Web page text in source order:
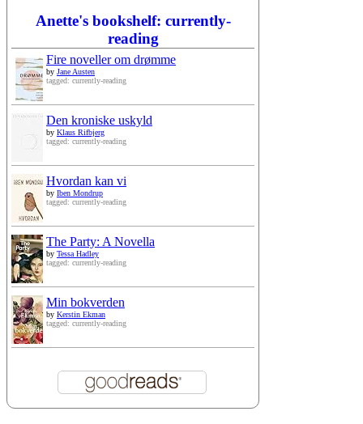
Anette's bookshelf: currently-
reading
Fire noveller om drømme
by Jane Austen
tagged: currently-reading
Den kroniske uskyld
by Klaus Rifbjerg
tagged: currently-reading
Hvordan kan vi
by Iben Mondrup
tagged: currently-reading
The Party: A Novella
by Tessa Hadley
tagged: currently-reading
Min bokverden
by Kerstin Ekman
tagged: currently-reading